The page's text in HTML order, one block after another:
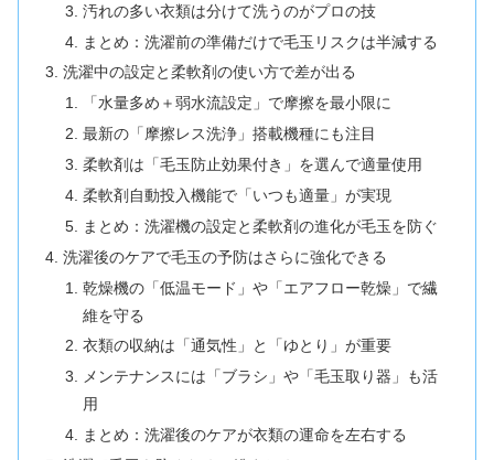
汚れの多い衣類は分けて洗うのがプロの技
まとめ：洗濯前の準備だけで毛玉リスクは半減する
洗濯中の設定と柔軟剤の使い方で差が出る
「水量多め＋弱水流設定」で摩擦を最小限に
最新の「摩擦レス洗浄」搭載機種にも注目
柔軟剤は「毛玉防止効果付き」を選んで適量使用
柔軟剤自動投入機能で「いつも適量」が実現
まとめ：洗濯機の設定と柔軟剤の進化が毛玉を防ぐ
洗濯後のケアで毛玉の予防はさらに強化できる
乾燥機の「低温モード」や「エアフロー乾燥」で繊
維を守る
衣類の収納は「通気性」と「ゆとり」が重要
メンテナンスには「ブラシ」や「毛玉取り器」も活
用
まとめ：洗濯後のケアが衣類の運命を左右する